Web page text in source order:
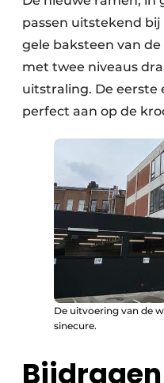
passen uitstekend
gele baksteen van
met twee niveaus
uitstraling. De eerste
perfect aan op de
De uitvoering van de
sinecure.